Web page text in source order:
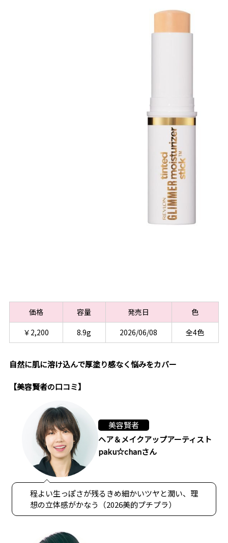
価格 容量 発売日
色
￥2,200
8.9g 2026/06/08 全4色
自然に肌に溶け込んで厚塗り感なく悩みをカバー
【美容賢者の口コミ】
美容賢者
ヘア＆メイクアップアーティスト
paku☆chanさん
程よい生っぽさが残るきめ細かいツヤと潤い、理
想の立体感がかなう（2026美的プチプラ）